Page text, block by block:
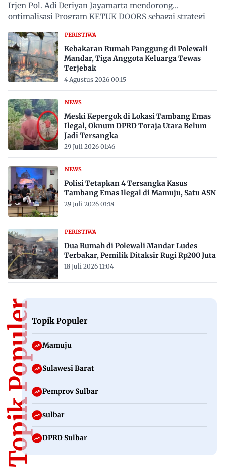
Irjen Pol. Adi Deriyan Jayamarta mendorong
optimalisasi Program KETUK DOORS sebagai strategi
PERISTIWA
Kebakaran Rumah Panggung di Polewali
Mandar, Tiga Anggota Keluarga Tewas
Terjebak
4 Agustus 2026 00:15
NEWS
Meski Kepergok di Lokasi Tambang Emas
Ilegal, Oknum DPRD Toraja Utara Belum
Jadi Tersangka
29 Juli 2026 01:46
NEWS
Polisi Tetapkan 4 Tersangka Kasus
Tambang Emas Ilegal di Mamuju, Satu ASN
29 Juli 2026 01:18
PERISTIWA
Dua Rumah di Polewali Mandar Ludes
Terbakar, Pemilik Ditaksir Rugi Rp200 Juta
18 Juli 2026 11:04
Topik PopulerTopik Populer
Mamuju
Sulawesi Barat
Pemprov Sulbar
sulbar
DPRD Sulbar